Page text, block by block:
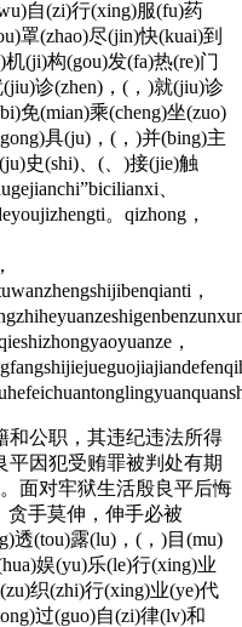
自(zi)行(xing)服(fu)药
罩(zhao)尽(jin)快(kuai)到
(ji)构(gou)发(fa)热(re)门
(jiu)诊(zhen)，(，)就(jiu)诊
免(mian)乘(cheng)坐(zuo)
具(ju)，(，)并(bing)主
史(shi)、(、)接(jie)触
、
。qizhong，
，
，
公职，其违纪违法所得
平因犯受贿罪被判处有期
面对牢狱生活殷良平后悔
贪手莫伸，伸手必被
露(lu)，(，)目(mu)
娱(yu)乐(le)行(xing)业
织(zhi)行(xing)业(ye)代
过(guo)自(zi)律(lv)和